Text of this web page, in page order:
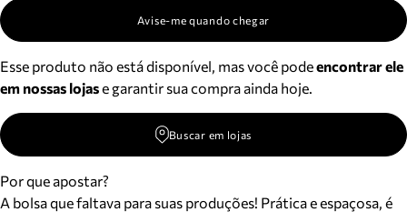
Avise-me quando chegar
Esse produto não está disponível, mas você podeencontrar ele
em nossas lojase garantir sua compra ainda hoje.
Buscar em lojas
Por que apostar?
A bolsa que faltava para suas produções! Prática e espaçosa, é